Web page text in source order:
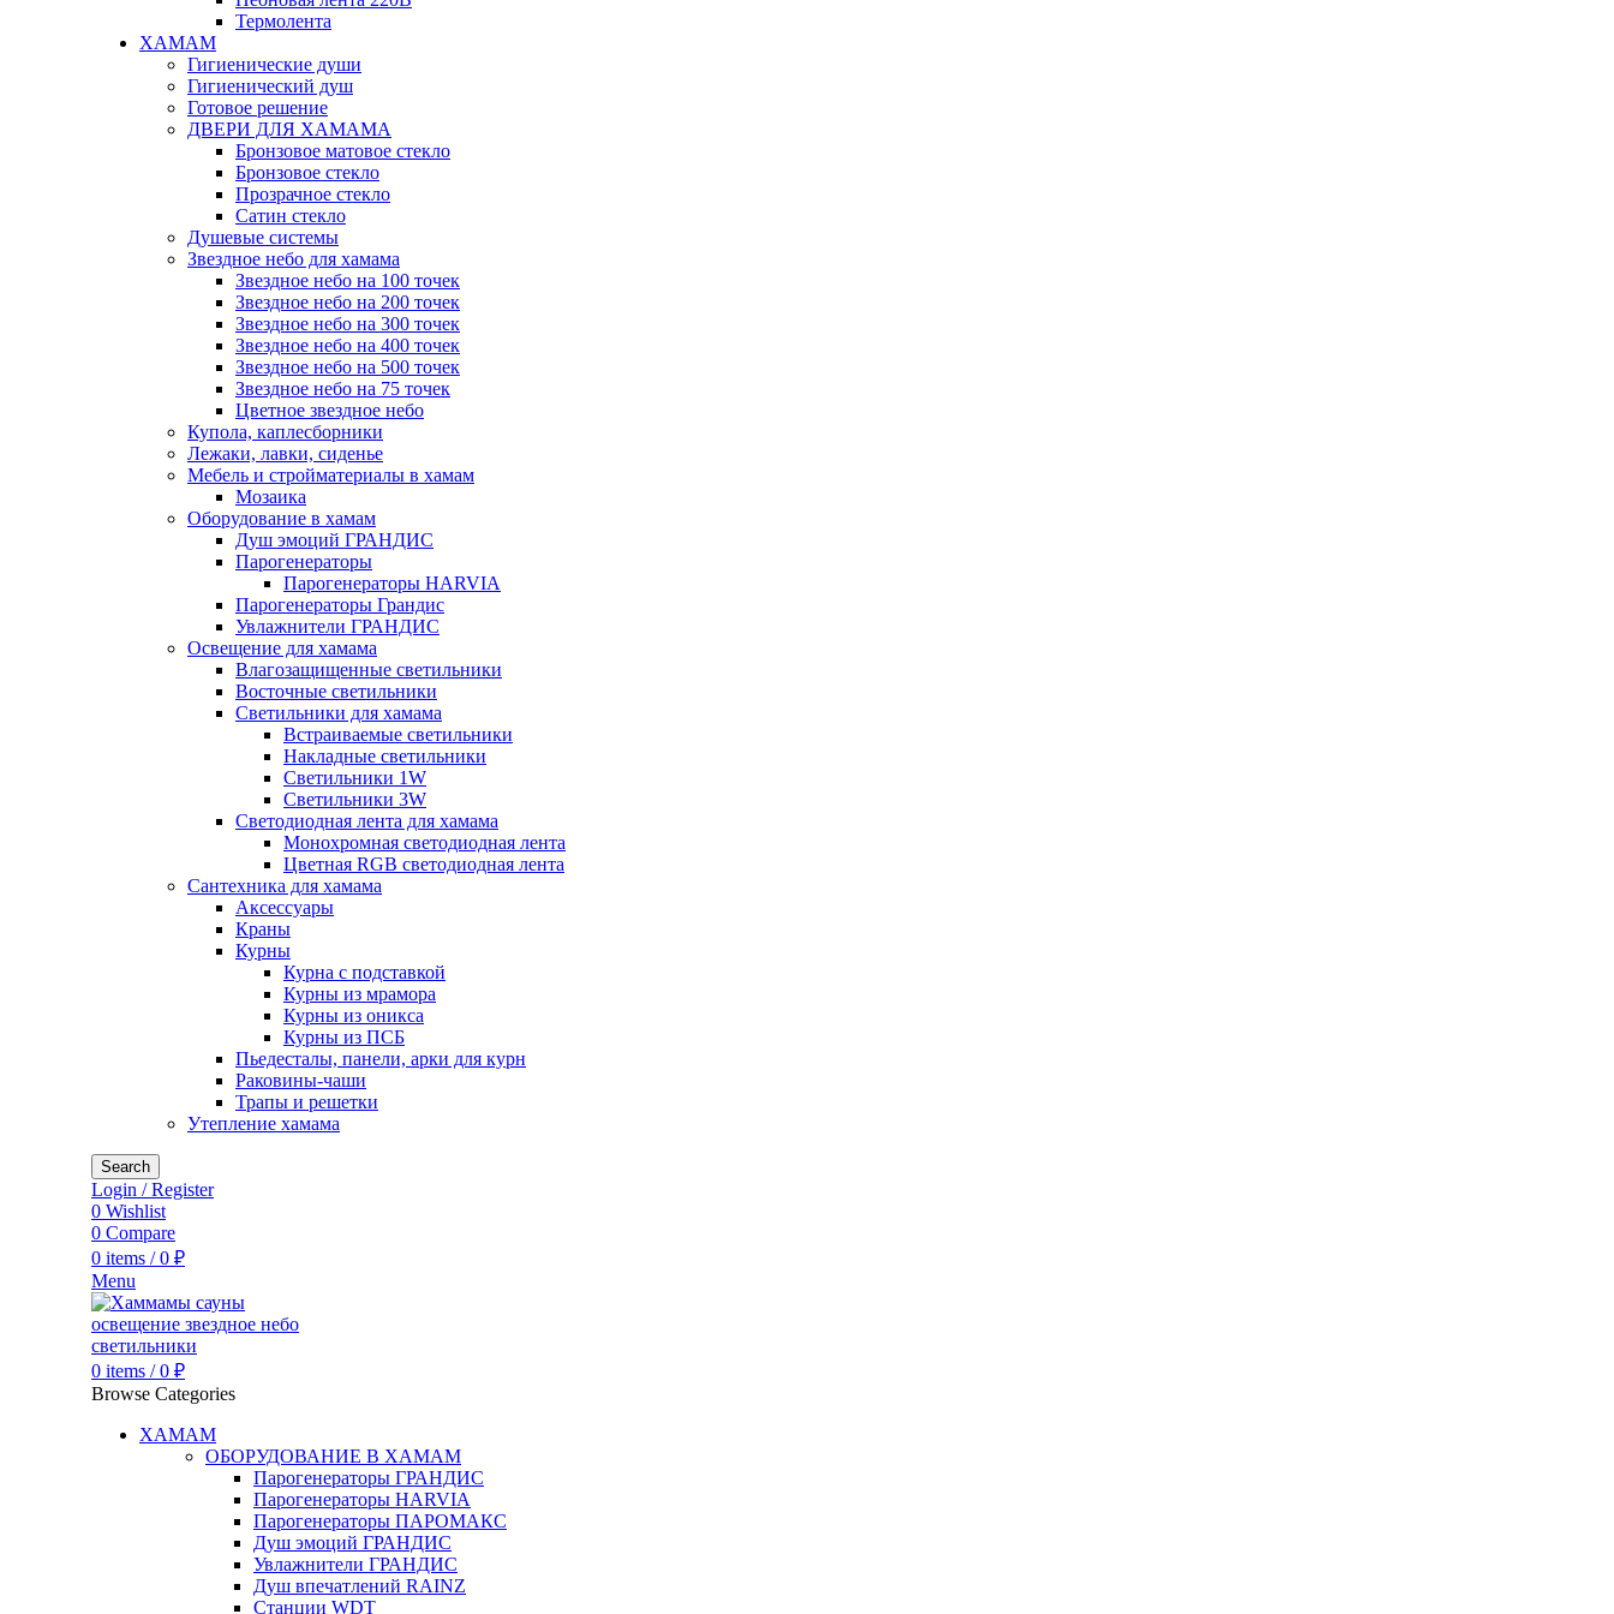
Термолента
ХАМАМ
Гигиенические души
Гигиенический душ
Готовое решение
ДВЕРИ ДЛЯ ХАМАМА
Бронзовое матовое стекло
Бронзовое стекло
Прозрачное стекло
Сатин стекло
Душевые системы
Звездное небо для хамама
Звездное небо на 100 точек
Звездное небо на 200 точек
Звездное небо на 300 точек
Звездное небо на 400 точек
Звездное небо на 500 точек
Звездное небо на 75 точек
Цветное звездное небо
Купола, каплесборники
Лежаки, лавки, сиденье
Мебель и стройматериалы в хамам
Мозаика
Оборудование в хамам
Душ эмоций ГРАНДИС
Парогенераторы
Парогенераторы HARVIA
Парогенераторы Грандис
Увлажнители ГРАНДИС
Освещение для хамама
Влагозащищенные светильники
Восточные светильники
Светильники для хамама
Встраиваемые светильники
Накладные светильники
Светильники 1W
Светильники 3W
Светодиодная лента для хамама
Монохромная светодиодная лента
Цветная RGB светодиодная лента
Сантехника для хамама
Аксессуары
Краны
Курны
Курна с подставкой
Курны из мрамора
Курны из оникса
Курны из ПСБ
Пьедесталы, панели, арки для курн
Раковины-чаши
Трапы и решетки
Утепление хамама
Search
Login / Register
0 Wishlist
0 Compare
0 items / 0 ₽
Menu
0 items / 0 ₽
Browse Categories
ХАМАМ
ОБОРУДОВАНИЕ В ХАМАМ
Парогенераторы ГРАНДИС
Парогенераторы HARVIA
Парогенераторы ПАРОМАКС
Душ эмоций ГРАНДИС
Увлажнители ГРАНДИС
Душ впечатлений RAINZ
Станции WDT